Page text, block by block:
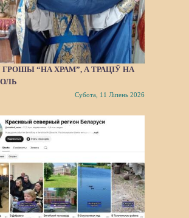
ГРОШЫ “НА ХРАМ”, А ТРАЦІЎ НА
Субота, 11 Ліпень 2026